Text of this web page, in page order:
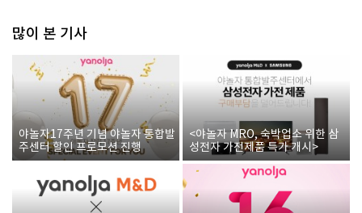
많이 본 기사
야놀자17주년 기념 야놀자 통합발
주센터 할인 프로모션 진행
<야놀자 MRO, 숙박업소 위한 삼
성전자 가전제품 특가 개시>